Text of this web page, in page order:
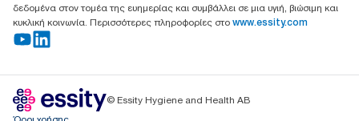
δεδομένα στον τομέα της ευημερίας και συμβάλλει σε μια υγιή, βιώσιμη και
κυκλική κοινωνία. Περισσότερες πληροφορίες στο www.essity.com
© Essity Hygiene and Health AB